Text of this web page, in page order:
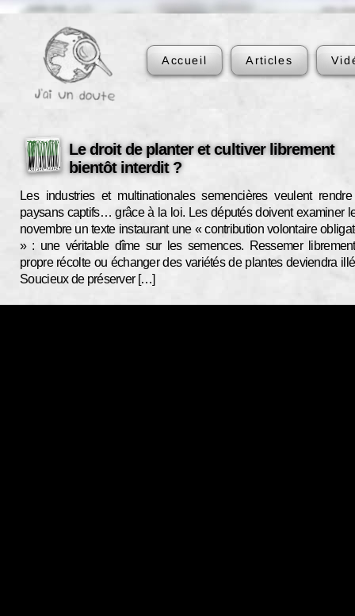
Accueil Articles
Le droit de planter et cultiver librement
bientôt interdit ?
Les industries et multinationales semencières veulent
paysans captifs… grâce à la loi. Les députés doivent examiner
novembre un texte instaurant une « contribution volontaire
» : une véritable dîme sur les semences. Ressemer
propre récolte ou échanger des variétés de plantes deviendra
Soucieux de préserver […]